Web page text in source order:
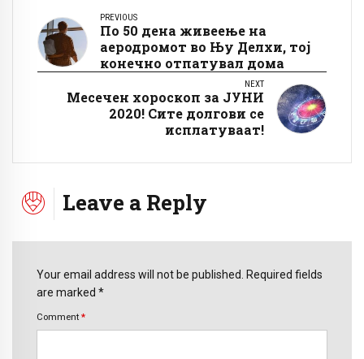
PREVIOUS
По 50 дена живеење на
аеродромот во Њу Делхи, тој
конечно отпатувал дома
NEXT
Месечен хороскоп за ЈУНИ
2020! Сите долгови се
исплатуваат!
Leave a Reply
Your email address will not be published. Required fields
are marked *
Comment *